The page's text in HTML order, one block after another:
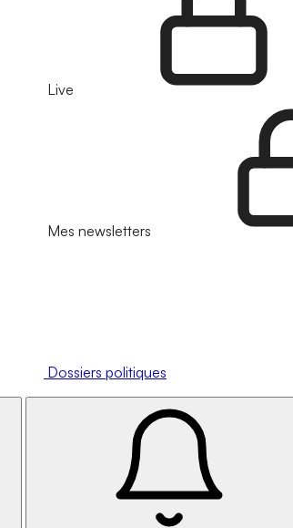
Live
Mes newsletters
Dossiers politiques